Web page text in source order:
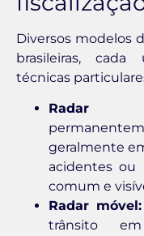
Diversos modelos
brasileiras, cada
técnicas
Radar
geralmente
acidentes ou
comum e
Radar móvel:
trânsito